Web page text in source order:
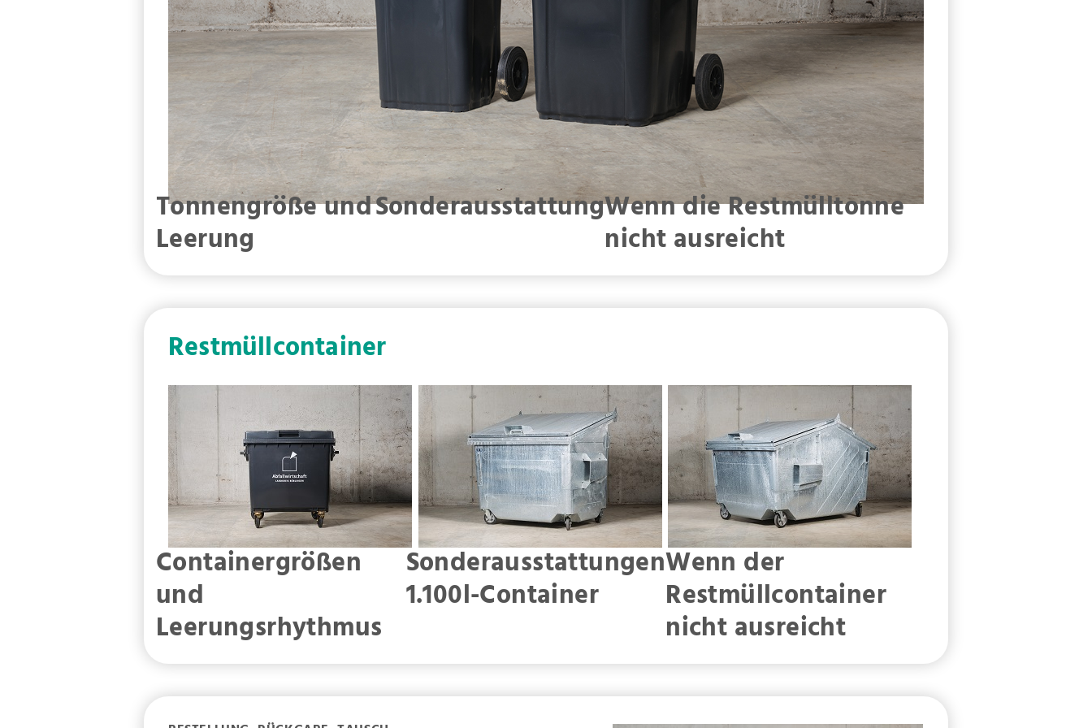
Tonnengröße und
Leerung
SonderausstattungWenn die Restmülltonne
nicht ausreicht
Restmüllcontainer
Containergrößen
und
Leerungsrhythmus
Sonderausstattungen
1.100l-Container
Wenn der
Restmüllcontainer
nicht ausreicht